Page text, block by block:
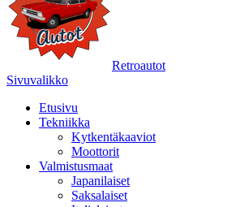
Retroautot
Sivuvalikko
Etusivu
Tekniikka
Kytkentäkaaviot
Moottorit
Valmistusmaat
Japanilaiset
Saksalaiset